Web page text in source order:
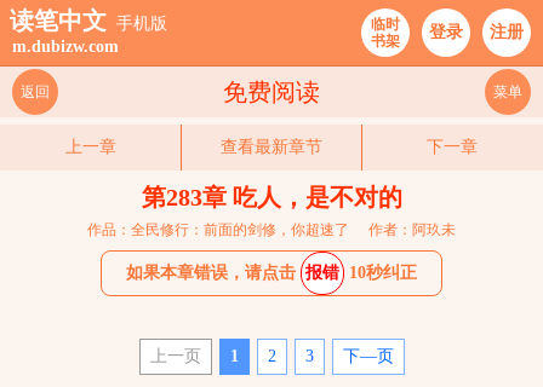
读笔中文 手机版
m.dubizw.com
临时
书架
登录 注册
免费阅读
返回 菜单
上一章 查看最新章节 下一章
第283章 吃人，是不对的
作品：全民修行：前面的剑修，你超速了 作者：阿玖未
如果本章错误，请点击 报错 10秒纠正
上一页 1 2 3 下—页